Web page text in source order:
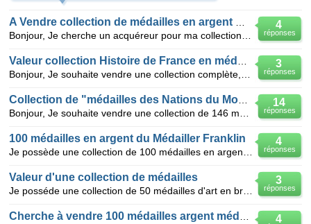
4
réponses
3
réponses
14
réponses
4
réponses
100 médailles en argent du Médailler Franklin
3
réponses
Valeur d'une collection de médailles
4